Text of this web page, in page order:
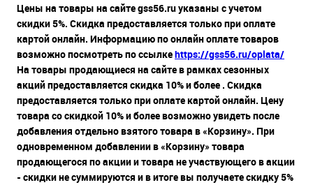
Цены на товары на сайте gss56.ru указаны с учетом
скидки 5%. Скидка предоставляется только при оплате
картой онлайн. Информацию по онлайн оплате товаров
возможно посмотреть по ссылкеhttps://gss56.ru/oplata/
На товары продающиеся на сайте в рамках сезонных
акций предоставляется скидка 10% и более . Скидка
предоставляется только при оплате картой онлайн. Цену
товара со скидкой 10% и более возможно увидеть после
добавления отдельно взятого товара в «Корзину». При
одновременном добавлении в «Корзину» товара
продающегося по акции и товара не участвующего в акции
- скидки не суммируются и в итоге вы получаете скидку 5%